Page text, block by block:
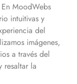
En MoodWebs
intuitivas y
del
imágenes,
a través del
la